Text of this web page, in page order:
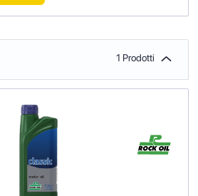
1 Prodotti